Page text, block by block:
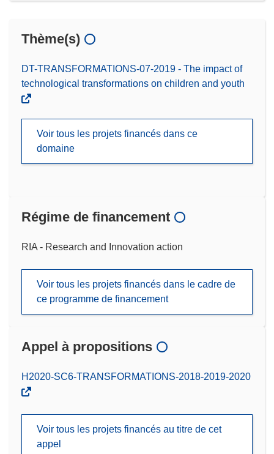
Thème(s)
DT-TRANSFORMATIONS-07-2019 - The impact of
technological transformations on children and youth
Voir tous les projets financés dans ce
domaine
Régime de financement
RIA - Research and Innovation action
Voir tous les projets financés dans le cadre de
ce programme de financement
Appel à propositions
(s’ouvre
dans
fenêtre)
H2020-SC6-TRANSFORMATIONS-2018-2019-2020
Voir tous les projets financés au titre de cet
appel